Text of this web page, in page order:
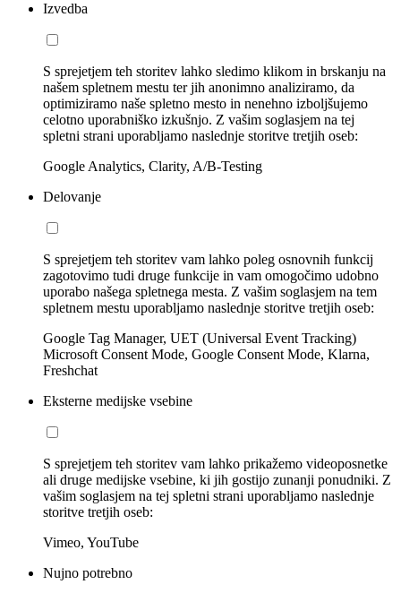
Izvedba
S sprejetjem teh storitev lahko sledimo klikom in brskanju na
našem spletnem mestu ter jih anonimno analiziramo, da
optimiziramo naše spletno mesto in nenehno izboljšujemo
celotno uporabniško izkušnjo. Z vašim soglasjem na tej
spletni strani uporabljamo naslednje storitve tretjih oseb:
Google Analytics, Clarity, A/B-Testing
Delovanje
S sprejetjem teh storitev vam lahko poleg osnovnih funkcij
zagotovimo tudi druge funkcije in vam omogočimo udobno
uporabo našega spletnega mesta. Z vašim soglasjem na tem
spletnem mestu uporabljamo naslednje storitve tretjih oseb:
Google Tag Manager, UET (Universal Event Tracking)
Microsoft Consent Mode, Google Consent Mode, Klarna,
Freshchat
Eksterne medijske vsebine
S sprejetjem teh storitev vam lahko prikažemo videoposnetke
ali druge medijske vsebine, ki jih gostijo zunanji ponudniki. Z
vašim soglasjem na tej spletni strani uporabljamo naslednje
storitve tretjih oseb:
Vimeo, YouTube
Nujno potrebno